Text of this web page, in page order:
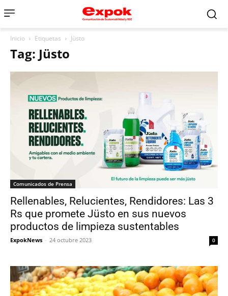
Inicio Etiquetas Jüsto
Tag: Jüsto
Comunicados de Prensa
Rellenables, Relucientes, Rendidores: Las 3
Rs que promete Jüsto en sus nuevos
productos de limpieza sustentables
ExpokNews - 24 octubre 2023 0